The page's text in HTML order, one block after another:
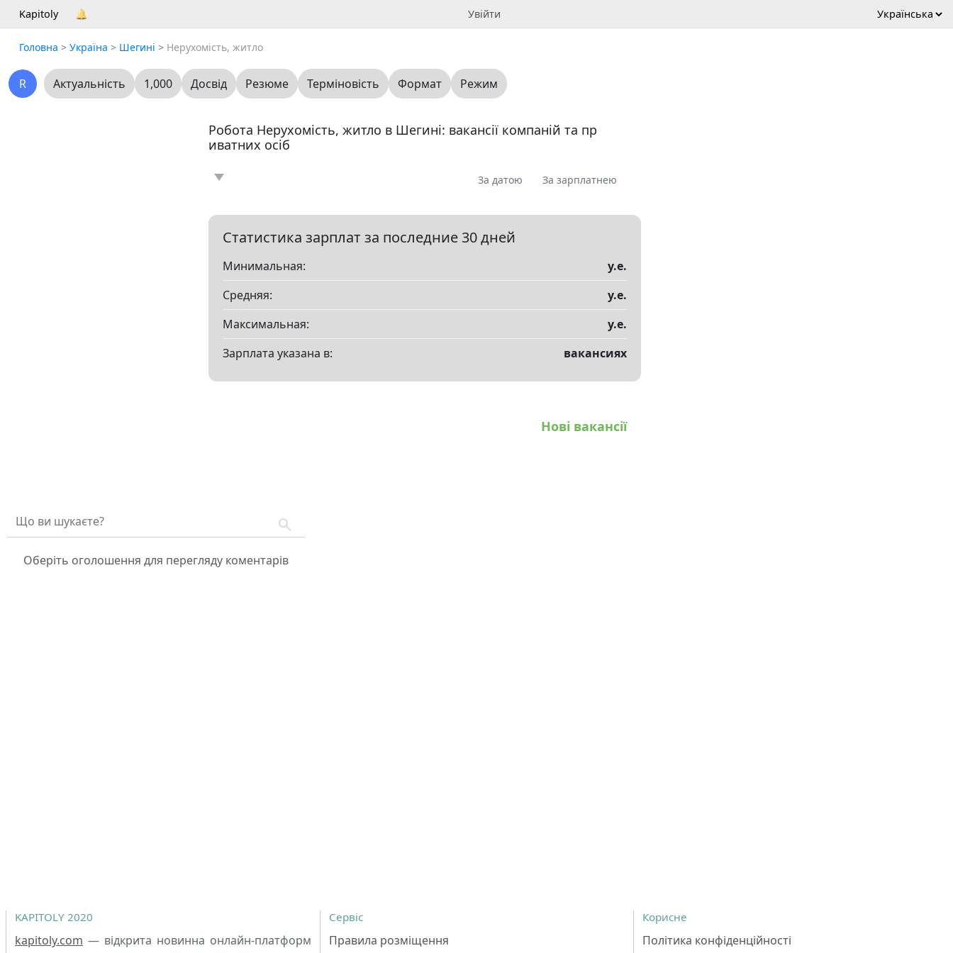
Kapitoly 🔔 Увійти
Головна > Україна > Шегині > Нерухомість, житло
R Актуальність 1,000 Досвід Резюме Терміновість Формат Режим
Робота Нерухомість, житло в Шегині: вакансії компаній та пр
иватних осіб
Все
Показать все разделы
За датою За зарплатнею
Статистика зарплат за последние 30 дней
Минимальная:
у.е.
Средняя:
у.е.
Максимальная:
у.е.
Зарплата указана в:
вакансиях
Нові вакансії
Оберіть оголошення для перегляду коментарів
KAPITOLY 2020
kapitoly.com — відкрита новинна онлайн-платформ
Сервіс
Правила розміщення
Корисне
Політика конфіденційності